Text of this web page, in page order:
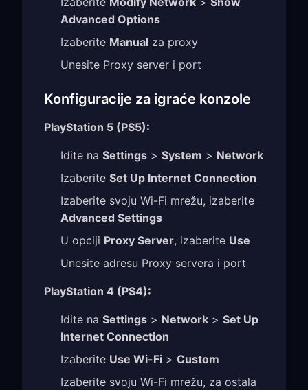
Advanced Options
Izaberite Manual za proxy
Unesite Proxy server i port
Konfiguracije za igraće konzole
PlayStation 5 (PS5):
Idite na Settings > System > Network
Izaberite Set Up Internet Connection
Izaberite svoju Wi-Fi mrežu, izaberite
Advanced Settings
U opciji Proxy Server, izaberite Use
Unesite adresu Proxy servera i port
PlayStation 4 (PS4):
Idite na Settings > Network > Set Up
Internet Connection
Izaberite Use Wi-Fi > Custom
Izaberite svoju Wi-Fi mrežu, za ostala